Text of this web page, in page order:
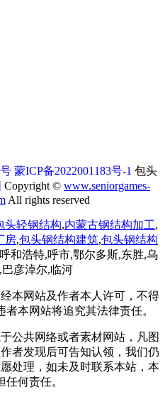
蒙ICP备2022001183号-1 包头
Copyright © www.seniorgames-
All rights reserved
头轻钢结构,内蒙古钢结构加工,
房,包头钢结构建筑,包头钢结构
和浩特,呼市,鄂尔多斯,东胜,乌
彦淖尔,临河
本网站及作者本人许可，不得
本网站将追究其法律责任。
公共网络或者素材网站，凡图
者发现后可告知认领，我们仍
处理，如未及时联系本站，本
任何责任。